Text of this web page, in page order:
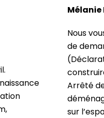
Mélanie
Nous
de
Arrêté
sur